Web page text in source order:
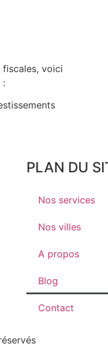
voici
:
PLAN DU
Nos services
Nos villes
A propos
Blog
Contact